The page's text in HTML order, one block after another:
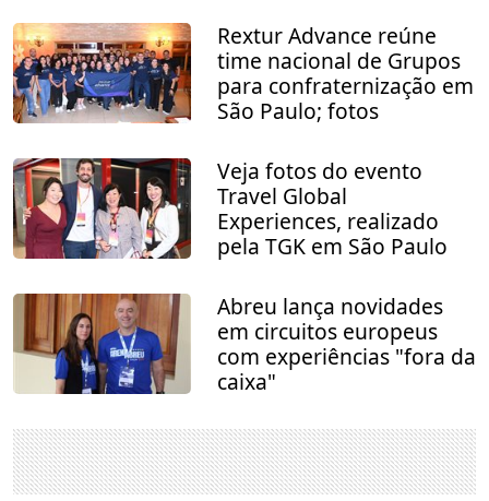
Rextur Advance reúne
time nacional de Grupos
para confraternização em
São Paulo; fotos
Veja fotos do evento
Travel Global
Experiences, realizado
pela TGK em São Paulo
Abreu lança novidades
em circuitos europeus
com experiências "fora da
caixa"